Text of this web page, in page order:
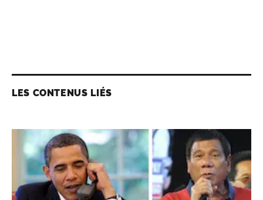
LES CONTENUS LIÉS